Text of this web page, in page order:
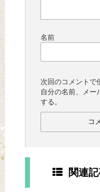
名前
次回のコメントで
自分の名前、メー
する。
関連